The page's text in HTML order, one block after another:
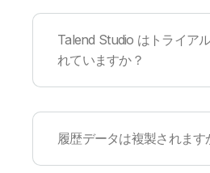
データウェアハウス・アプリ
百のソースとターゲット
に対
/ Azure / Google Cloud /
をご確認ください。ご要望の
を送信してください。
Talend Studio はトライア
れていますか？
ス権で、Talend Studio にもア
世界の数千社に価値を提供し
ください。
履歴データは複製されます